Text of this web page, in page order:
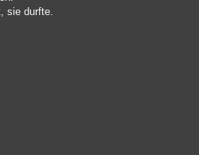
sie durfte.